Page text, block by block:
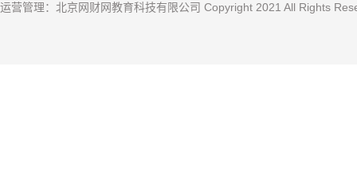
运营管理：北京网财网教育科技有限公司 Copyright 2021 All Rights